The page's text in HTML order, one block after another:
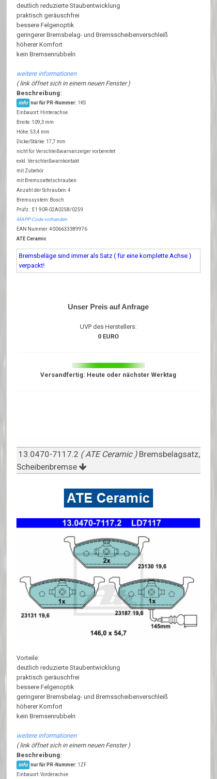
deutlich reduzierte Staubentwicklung
praktisch geräuschfrei
bessere Felgenoptik
geringerer Bremsbelag- und Bremsscheibenverschleiß
höherer Komfort
kein Bremsenrubbeln
weitere informationen
( link öffnet sich in einem neuen Fenster )
Beschreibung:
info nur für PR-Nummer: 1KS
Einbauort: Hinterachse
Breite: 109,3 mm
Höhe: 53,4 mm
Dicke/Stärke: 17,7 mm
nicht für Verschleißwarnanzeiger vorbereitet
exkl. Verschleißwarnkontakt
mit Zubehör
mit Bremssattelschrauben
Anzahl der Schrauben: 4
Bremssystem: Bosch
Prüfz.: E1 90R-02A0258/0259
MAPP-Code vorhanden
EAN Nummer: 4006633389976
ATE Ceramic
Bremsbeläge sind immer als Satz ( für eine komplette Achse )
verpackt!
Unser Preis auf Anfrage
UVP des Herstellers:
0 EURO
Versandfertig: Heute oder nächster Werktag
13.0470-7117.2 ( ATE Ceramic ) Bremsbelagsatz,
Scheibenbremse
Vorteile:
deutlich reduzierte Staubentwicklung
praktisch geräuschfrei
bessere Felgenoptik
geringerer Bremsbelag- und Bremsscheibenverschleiß
höherer Komfort
kein Bremsenrubbeln
weitere informationen
( link öffnet sich in einem neuen Fenster )
Beschreibung:
info nur für PR-Nummer: 1ZF
Einbauort: Vorderachse